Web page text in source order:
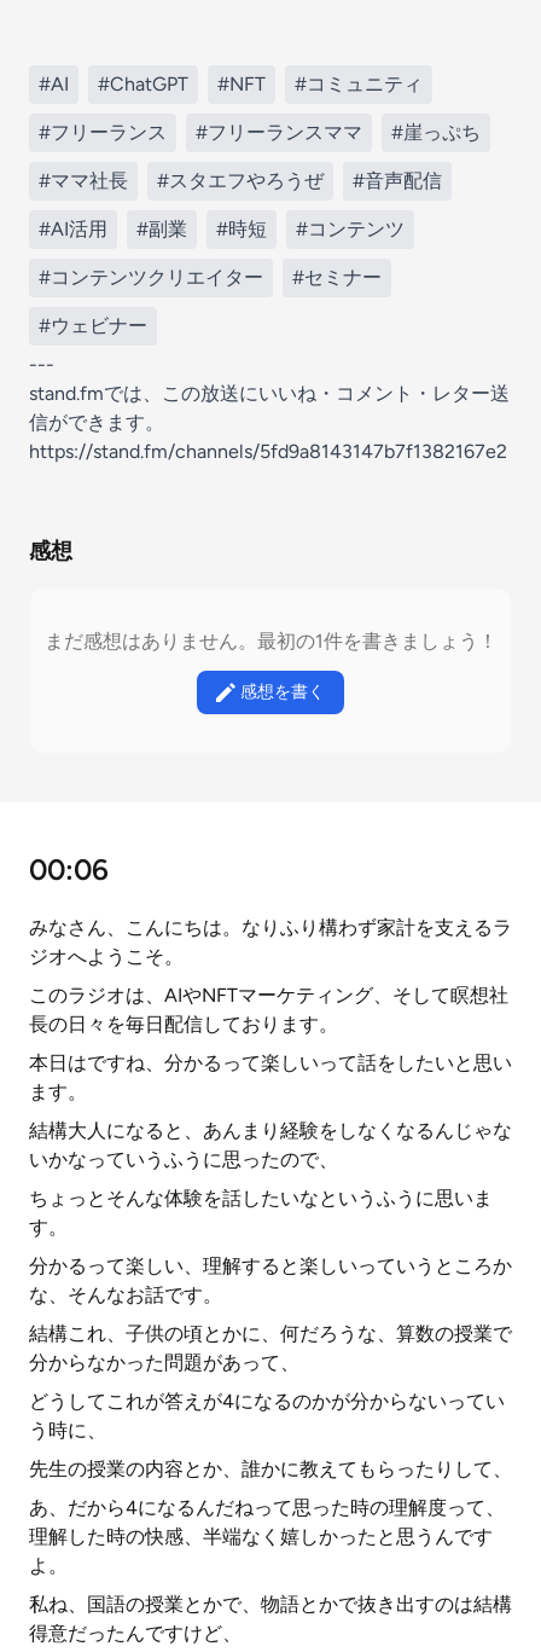
#AI #ChatGPT #NFT #コミュニティ
#フリーランス #フリーランスママ #崖っぷち
#ママ社長 #スタエフやろうぜ #音声配信
#AI活用 #副業 #時短 #コンテンツ
#コンテンツクリエイター #セミナー
#ウェビナー
---
stand.fmでは、この放送にいいね・コメント・レター送
信ができます。
https://stand.fm/channels/5fd9a8143147b7f1382167e2
感想
まだ感想はありません。最初の1件を書きましょう！
感想を書く
00:06
みなさん、こんにちは。なりふり構わず家計を支えるラ
ジオへようこそ。
このラジオは、AIやNFTマーケティング、そして瞑想社
長の日々を毎日配信しております。
本日はですね、分かるって楽しいって話をしたいと思い
ます。
結構大人になると、あんまり経験をしなくなるんじゃな
いかなっていうふうに思ったので、
ちょっとそんな体験を話したいなというふうに思いま
す。
分かるって楽しい、理解すると楽しいっていうところか
な、そんなお話です。
結構これ、子供の頃とかに、何だろうな、算数の授業で
分からなかった問題があって、
どうしてこれが答えが4になるのかが分からないってい
う時に、
先生の授業の内容とか、誰かに教えてもらったりして、
あ、だから4になるんだねって思った時の理解度って、
理解した時の快感、半端なく嬉しかったと思うんです
よ。
私ね、国語の授業とかで、物語とかで抜き出すのは結構
得意だったんですけど、